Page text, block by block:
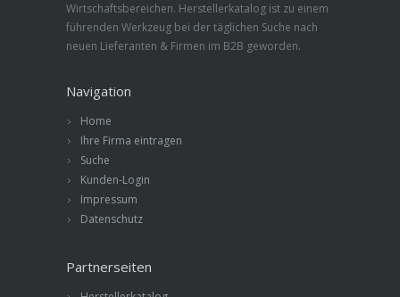
Wirtschaftsbereichen. Herstellerkatalog ist zu einem
führenden Werkzeug bei der täglichen Suche nach
neuen Lieferanten & Firmen im B2B geworden.
Navigation
Home
Ihre Firma eintragen
Suche
Kunden-Login
Impressum
Datenschutz
Partnerseiten